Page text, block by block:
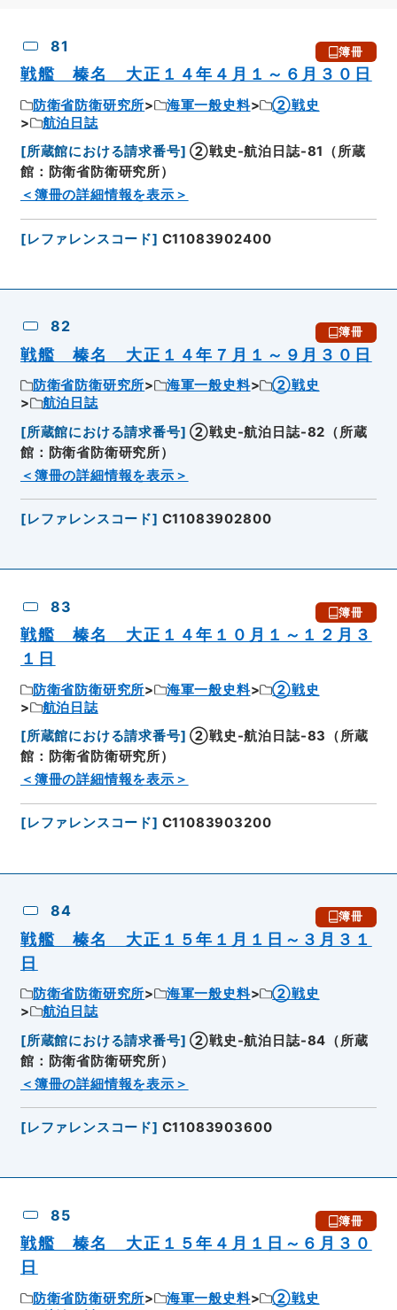
81 簿冊
戦艦 榛名 大正１４年４月１～６月３０日
防衛省防衛研究所 海軍一般史料
②戦史
航泊日誌
[所蔵館における請求番号] ②戦史-航泊日誌-81（所蔵
館：防衛省防衛研究所）
＜簿冊の詳細情報を表示＞
[レファレンスコード] C11083902400
82 簿冊
戦艦 榛名 大正１４年７月１～９月３０日
防衛省防衛研究所 海軍一般史料
②戦史
航泊日誌
[所蔵館における請求番号] ②戦史-航泊日誌-82（所蔵
館：防衛省防衛研究所）
＜簿冊の詳細情報を表示＞
[レファレンスコード] C11083902800
83 簿冊
戦艦 榛名 大正１４年１０月１～１２月３
１日
防衛省防衛研究所 海軍一般史料
②戦史
航泊日誌
[所蔵館における請求番号] ②戦史-航泊日誌-83（所蔵
館：防衛省防衛研究所）
＜簿冊の詳細情報を表示＞
[レファレンスコード] C11083903200
84 簿冊
戦艦 榛名 大正１５年１月１日～３月３１
日
防衛省防衛研究所 海軍一般史料
②戦史
航泊日誌
[所蔵館における請求番号] ②戦史-航泊日誌-84（所蔵
館：防衛省防衛研究所）
＜簿冊の詳細情報を表示＞
[レファレンスコード] C11083903600
85 簿冊
戦艦 榛名 大正１５年４月１日～６月３０
日
防衛省防衛研究所 海軍一般史料
②戦史